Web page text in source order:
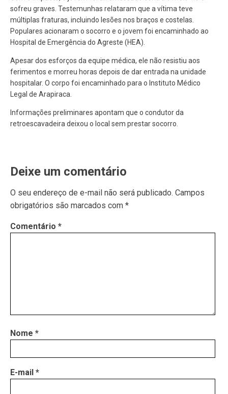
sofreu graves. Testemunhas relataram que a vítima teve
múltiplas fraturas, incluindo lesões nos braços e costelas.
Populares acionaram o socorro e o jovem foi encaminhado ao
Hospital de Emergência do Agreste (HEA).
Apesar dos esforços da equipe médica, ele não resistiu aos
ferimentos e morreu horas depois de dar entrada na unidade
hospitalar. O corpo foi encaminhado para o Instituto Médico
Legal de Arapiraca.
Informações preliminares apontam que o condutor da
retroescavadeira deixou o local sem prestar socorro.
Deixe um comentário
O seu endereço de e-mail não será publicado. Campos
obrigatórios são marcados com *
Comentário *
Nome *
E-mail *